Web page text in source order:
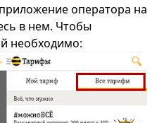
оператора на
в нем. Чтобы
необходимо: